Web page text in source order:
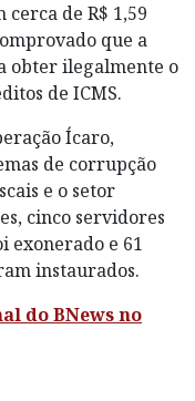
de R$ 1,59
que a
obter ilegalmente o
de ICMS.
Ícaro,
de corrupção
e o setor
cinco servidores
exonerado e 61
instaurados.
do BNews no